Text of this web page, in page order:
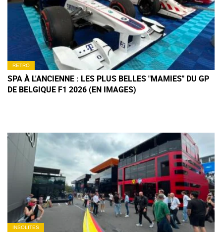
RETRO
SPA À L'ANCIENNE : LES PLUS BELLES "MAMIES" DU GP
DE BELGIQUE F1 2026 (EN IMAGES)
INSOLITES